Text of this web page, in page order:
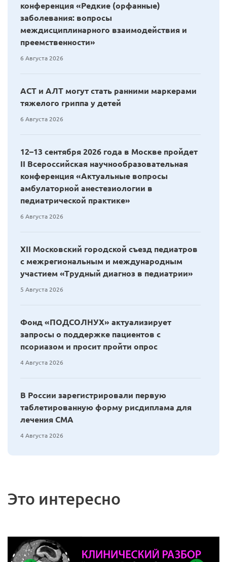
конференция «Редкие (орфанные)
заболевания: вопросы
междисциплинарного взаимодействия и
преемственности»
6 Августа 2026
АСТ и АЛТ могут стать ранними маркерами
тяжелого гриппа у детей
6 Августа 2026
12–13 сентября 2026 года в Москве пройдет
II Всероссийская научнообразовательная
конференция «Актуальные вопросы
амбулаторной анестезиологии в
педиатрической практике»
6 Августа 2026
XII Московский городской съезд педиатров
с межрегиональным и международным
участием «Трудный диагноз в педиатрии»
5 Августа 2026
Фонд «ПОДСОЛНУХ» актуализирует
запросы о поддержке пациентов с
псориазом и просит пройти опрос
4 Августа 2026
В России зарегистрировали первую
таблетированную форму рисдиплама для
лечения СМА
4 Августа 2026
Это интересно